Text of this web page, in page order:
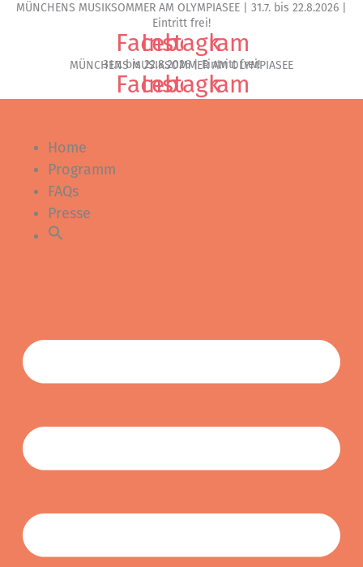
ZumMÜNCHENS MUSIKSOMMER AM OLYMPIASEE | 31.7. bis 22.8.2026 |
Eintritt frei!
Facebook
Instagram
MÜNCHENS MUSIKSOMMER AM OLYMPIASEE
31.7. bis 22.8.2026 | Eintritt frei!
Facebook
Instagram
Home
Programm
FAQs
Presse